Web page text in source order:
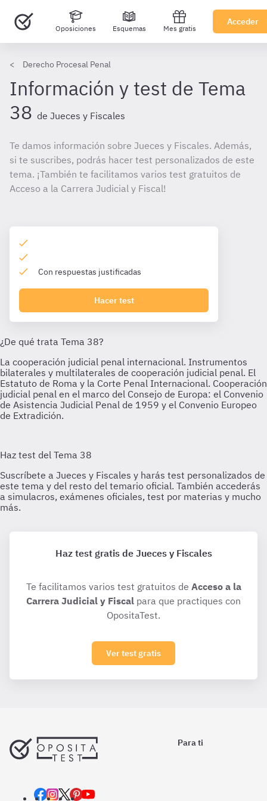
Oposiciones Esquemas Mes gratis
Acceder
Derecho Procesal Penal
Información y test de Tema
38 de Jueces y Fiscales
Te damos información sobre Jueces y Fiscales. Además,
si te suscribes, podrás hacer test personalizados de este
tema. ¡También te facilitamos varios test gratuitos de
Acceso a la Carrera Judicial y Fiscal!
Con respuestas justificadas
Hacer test
Haz test gratis de Jueces y Fiscales
Te facilitamos varios test gratuitos de Acceso a la
Carrera Judicial y Fiscal para que practiques con
OpositaTest.
Ver test gratis
Para ti